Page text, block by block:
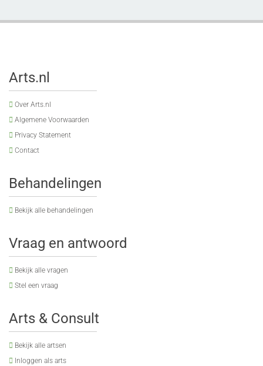
Arts.nl
Over Arts.nl
Algemene Voorwaarden
Privacy Statement
Contact
Behandelingen
Bekijk alle behandelingen
Vraag en antwoord
Bekijk alle vragen
Stel een vraag
Arts & Consult
Bekijk alle artsen
Inloggen als arts